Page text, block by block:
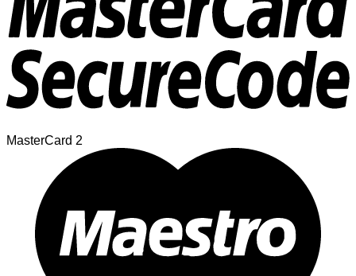
MasterCard 2